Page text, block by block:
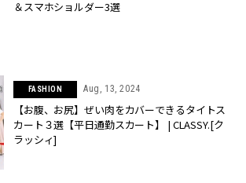
＆スマホショルダー3選
FASHION Aug, 13, 2024
【お腹、お尻】ぜい肉をカバーできるタイトス
カート３選【平日通勤スカート】 | CLASSY.[ク
ラッシィ]